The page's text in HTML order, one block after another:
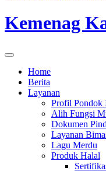
Kemenag
Home
Berita
Layanan
Profil Pondok
Alih Fungsi
Dokumen
Layanan
Lagu Merdu
Produk Halal